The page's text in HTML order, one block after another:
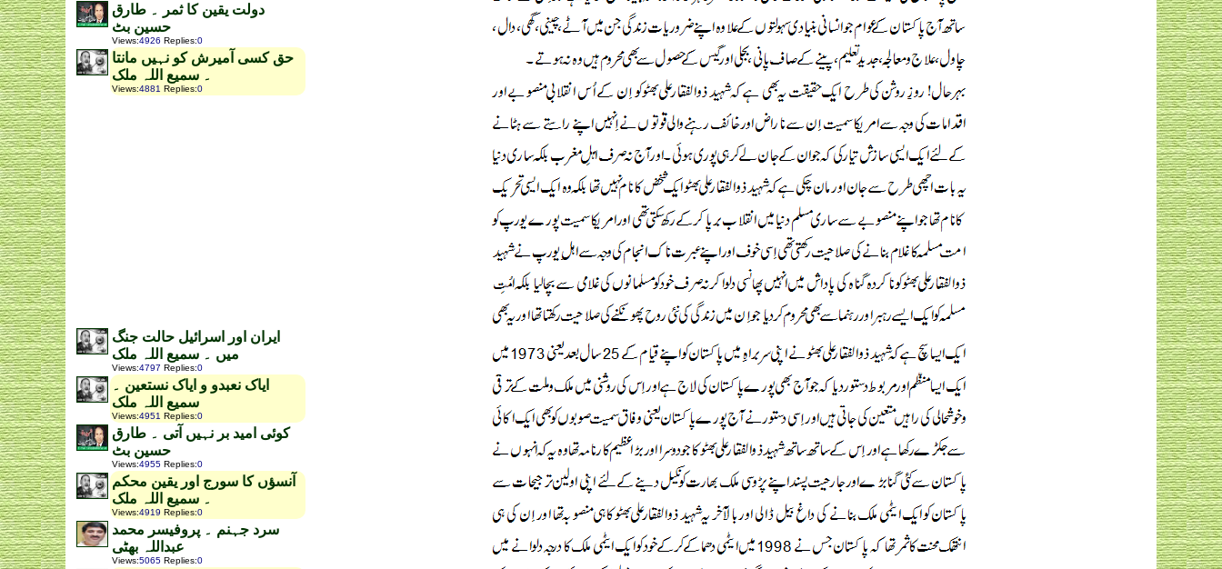
دولت یقین کا ثمر ۔ طارق
حسین بٹ
Views:4926 Replies:0
حق کسی آمیرش کو نہیں مانتا
۔ سمیع اللہ ملک
Views:4881 Replies:0
ایران اور اسرائیل حالت جنگ
میں ۔ سمیع اللہ ملک
Views:4797 Replies:0
ایاک نعبدو و ایاک نستعین ۔
سمیع اللہ ملک
Views:4951 Replies:0
کوئی امید بر نہیں آتی ۔ طارق
حسین بٹ
Views:4955 Replies:0
آنسؤں کا سورج اور یقین محکم
۔ سمیع اللہ ملک
Views:4919 Replies:0
سرد جہنم ۔ پروفیسر محمد
عبداللہ بھٹی
Views:5065 Replies:0